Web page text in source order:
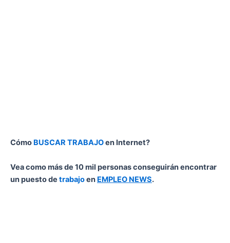
Cómo BUSCAR TRABAJOen Internet?
Vea como más de 10 mil personas conseguirán encontrar
un puesto de trabajoen EMPLEO NEWS.